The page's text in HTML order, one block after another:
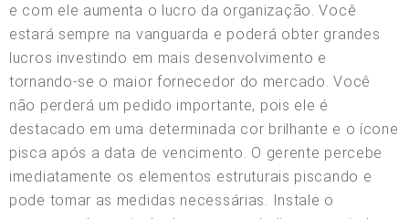
e com ele aumenta o lucro da organização. Você
estará sempre na vanguarda e poderá obter grandes
lucros investindo em mais desenvolvimento e
tornando-se o maior fornecedor do mercado. Você
não perderá um pedido importante, pois ele é
destacado em uma determinada cor brilhante e o ícone
pisca após a data de vencimento. O gerente percebe
imediatamente os elementos estruturais piscando e
pode tomar as medidas necessárias. Instale o